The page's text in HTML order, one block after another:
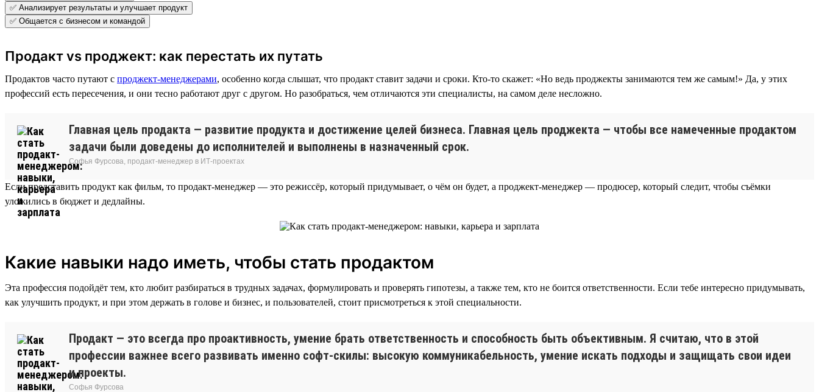
✅ Анализирует результаты и улучшает продукт
✅ Общается с бизнесом и командой
Продакт vs проджект: как перестать их путать
Продактов часто путают с проджект-менеджерами, особенно когда слышат, что продакт ставит задачи и сроки. Кто-то скажет: «Но ведь проджекты занимаются тем же самым!» Да, у этих
профессий есть пересечения, и они тесно работают друг с другом. Но разобраться, чем отличаются эти специалисты, на самом деле несложно.
Главная цель продакта — развитие продукта и достижение целей бизнеса. Главная цель проджекта — чтобы все намеченные продактом
задачи были доведены до исполнителей и выполнены в назначенный срок.
Софья Фурсова, продакт-менеджер в ИТ-проектах
Если представить продукт как фильм, то продакт-менеджер — это режиссёр, который придумывает, о чём он будет, а проджект-менеджер — продюсер, который следит, чтобы съёмки
уложились в бюджет и дедлайны.
Какие навыки надо иметь, чтобы стать продактом
Эта профессия подойдёт тем, кто любит разбираться в трудных задачах, формулировать и проверять гипотезы, а также тем, кто не боится ответственности. Если тебе интересно придумывать,
как улучшить продукт, и при этом держать в голове и бизнес, и пользователей, стоит присмотреться к этой специальности.
Продакт — это всегда про проактивность, умение брать ответственность и способность быть объективным. Я считаю, что в этой
профессии важнее всего развивать именно софт-скилы: высокую коммуникабельность, умение искать подходы и защищать свои идеи
и проекты.
Софья Фурсова